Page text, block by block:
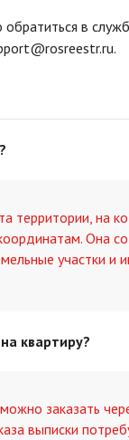
в
территории, на
Она
участки и
квартиру?
заказать
выписки